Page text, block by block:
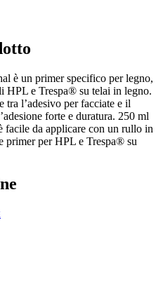
è un primer specifico per legno,
HPL e Trespa® su telai in legno.
tra l’adesivo per facciate e il
forte e duratura. 250 ml
facile da applicare con un rullo in
primer per HPL e Trespa® su